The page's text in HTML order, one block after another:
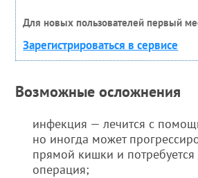
Для новых пользователей первый
Зарегистрироваться в сервисе
Возможные осложнения
инфекция — лечится с
но иногда может
прямой кишки и потребуется
операция;